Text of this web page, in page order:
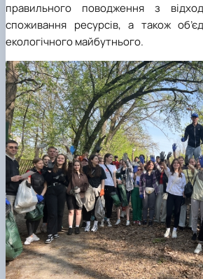
правильного поводження з
споживання ресурсів, а також
екологічного майбутнього.